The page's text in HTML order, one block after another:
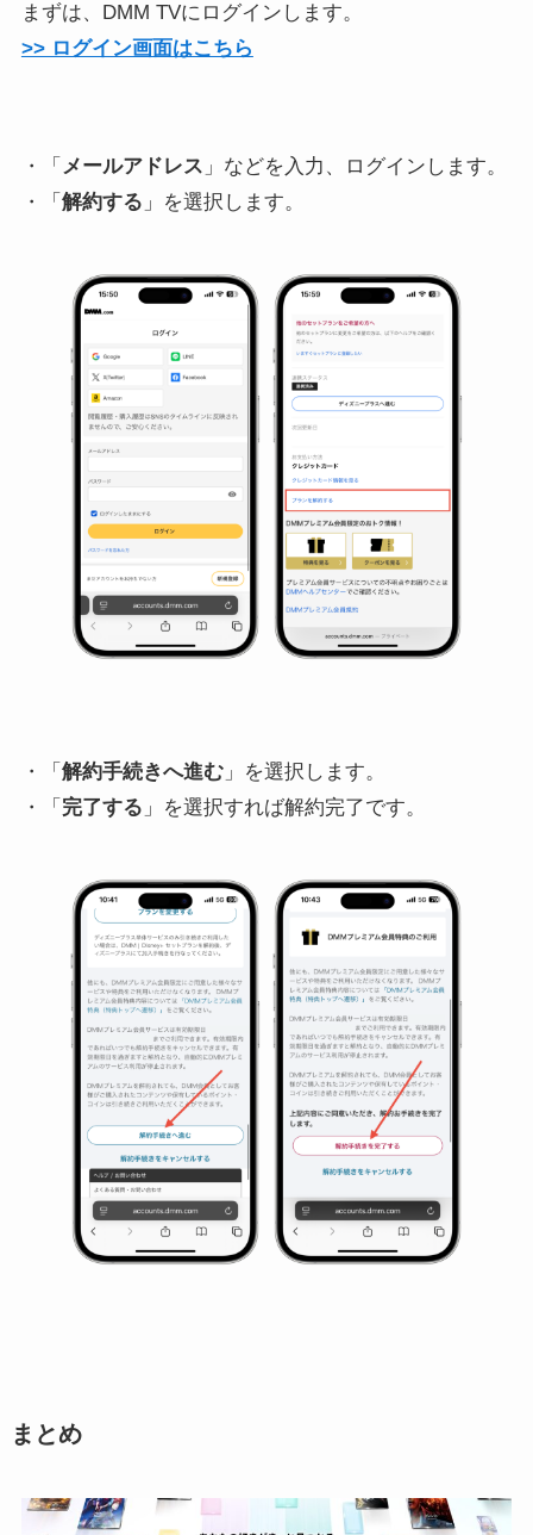
まずは、DMM TVにログインします。
>> ログイン画面はこちら
・「 メールアドレス 」などを入力、ログインします。
・「 解約する 」を選択します。
・「 解約手続きへ進む」を選択します。
・「 完了する 」を選択すれば解約完了です。
まとめ